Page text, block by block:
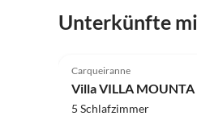
Unterkünfte
Carqueiranne
Villa VILLA
5 Schlafzimmer